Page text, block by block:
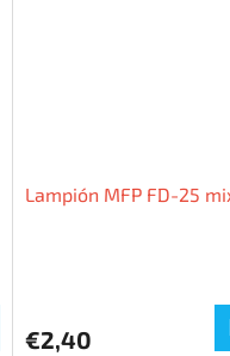
Lampión MFP FD-25
€2,40